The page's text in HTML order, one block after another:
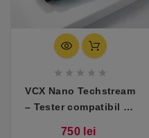
    
VCX Nano Techstream
– Tester compatibil cu
750 lei